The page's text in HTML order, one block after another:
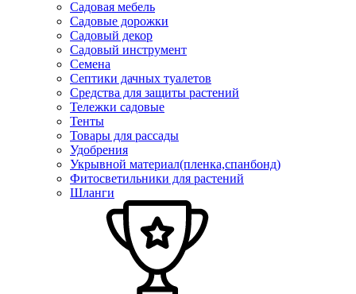
Садовая мебель
Садовые дорожки
Садовый декор
Садовый инструмент
Семена
Септики дачных туалетов
Средства для защиты растений
Тележки садовые
Тенты
Товары для рассады
Удобрения
Укрывной материал(пленка,спанбонд)
Фитосветильники для растений
Шланги